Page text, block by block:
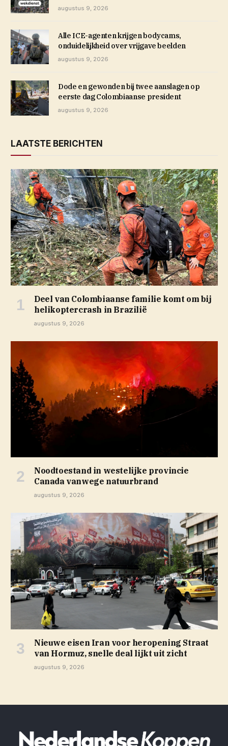
augustus 9, 2026
Alle ICE-agenten krijgen bodycams,
onduidelijkheid over vrijgave beelden
augustus 9, 2026
Dode en gewonden bij twee aanslagen op
eerste dag Colombiaanse president
augustus 9, 2026
LAATSTE BERICHTEN
Deel van Colombiaanse familie komt om bij
helikoptercrash in Brazilië
augustus 9, 2026
Noodtoestand in westelijke provincie
Canada vanwege natuurbrand
augustus 9, 2026
Nieuwe eisen Iran voor heropening Straat
van Hormuz, snelle deal lijkt uit zicht
augustus 9, 2026